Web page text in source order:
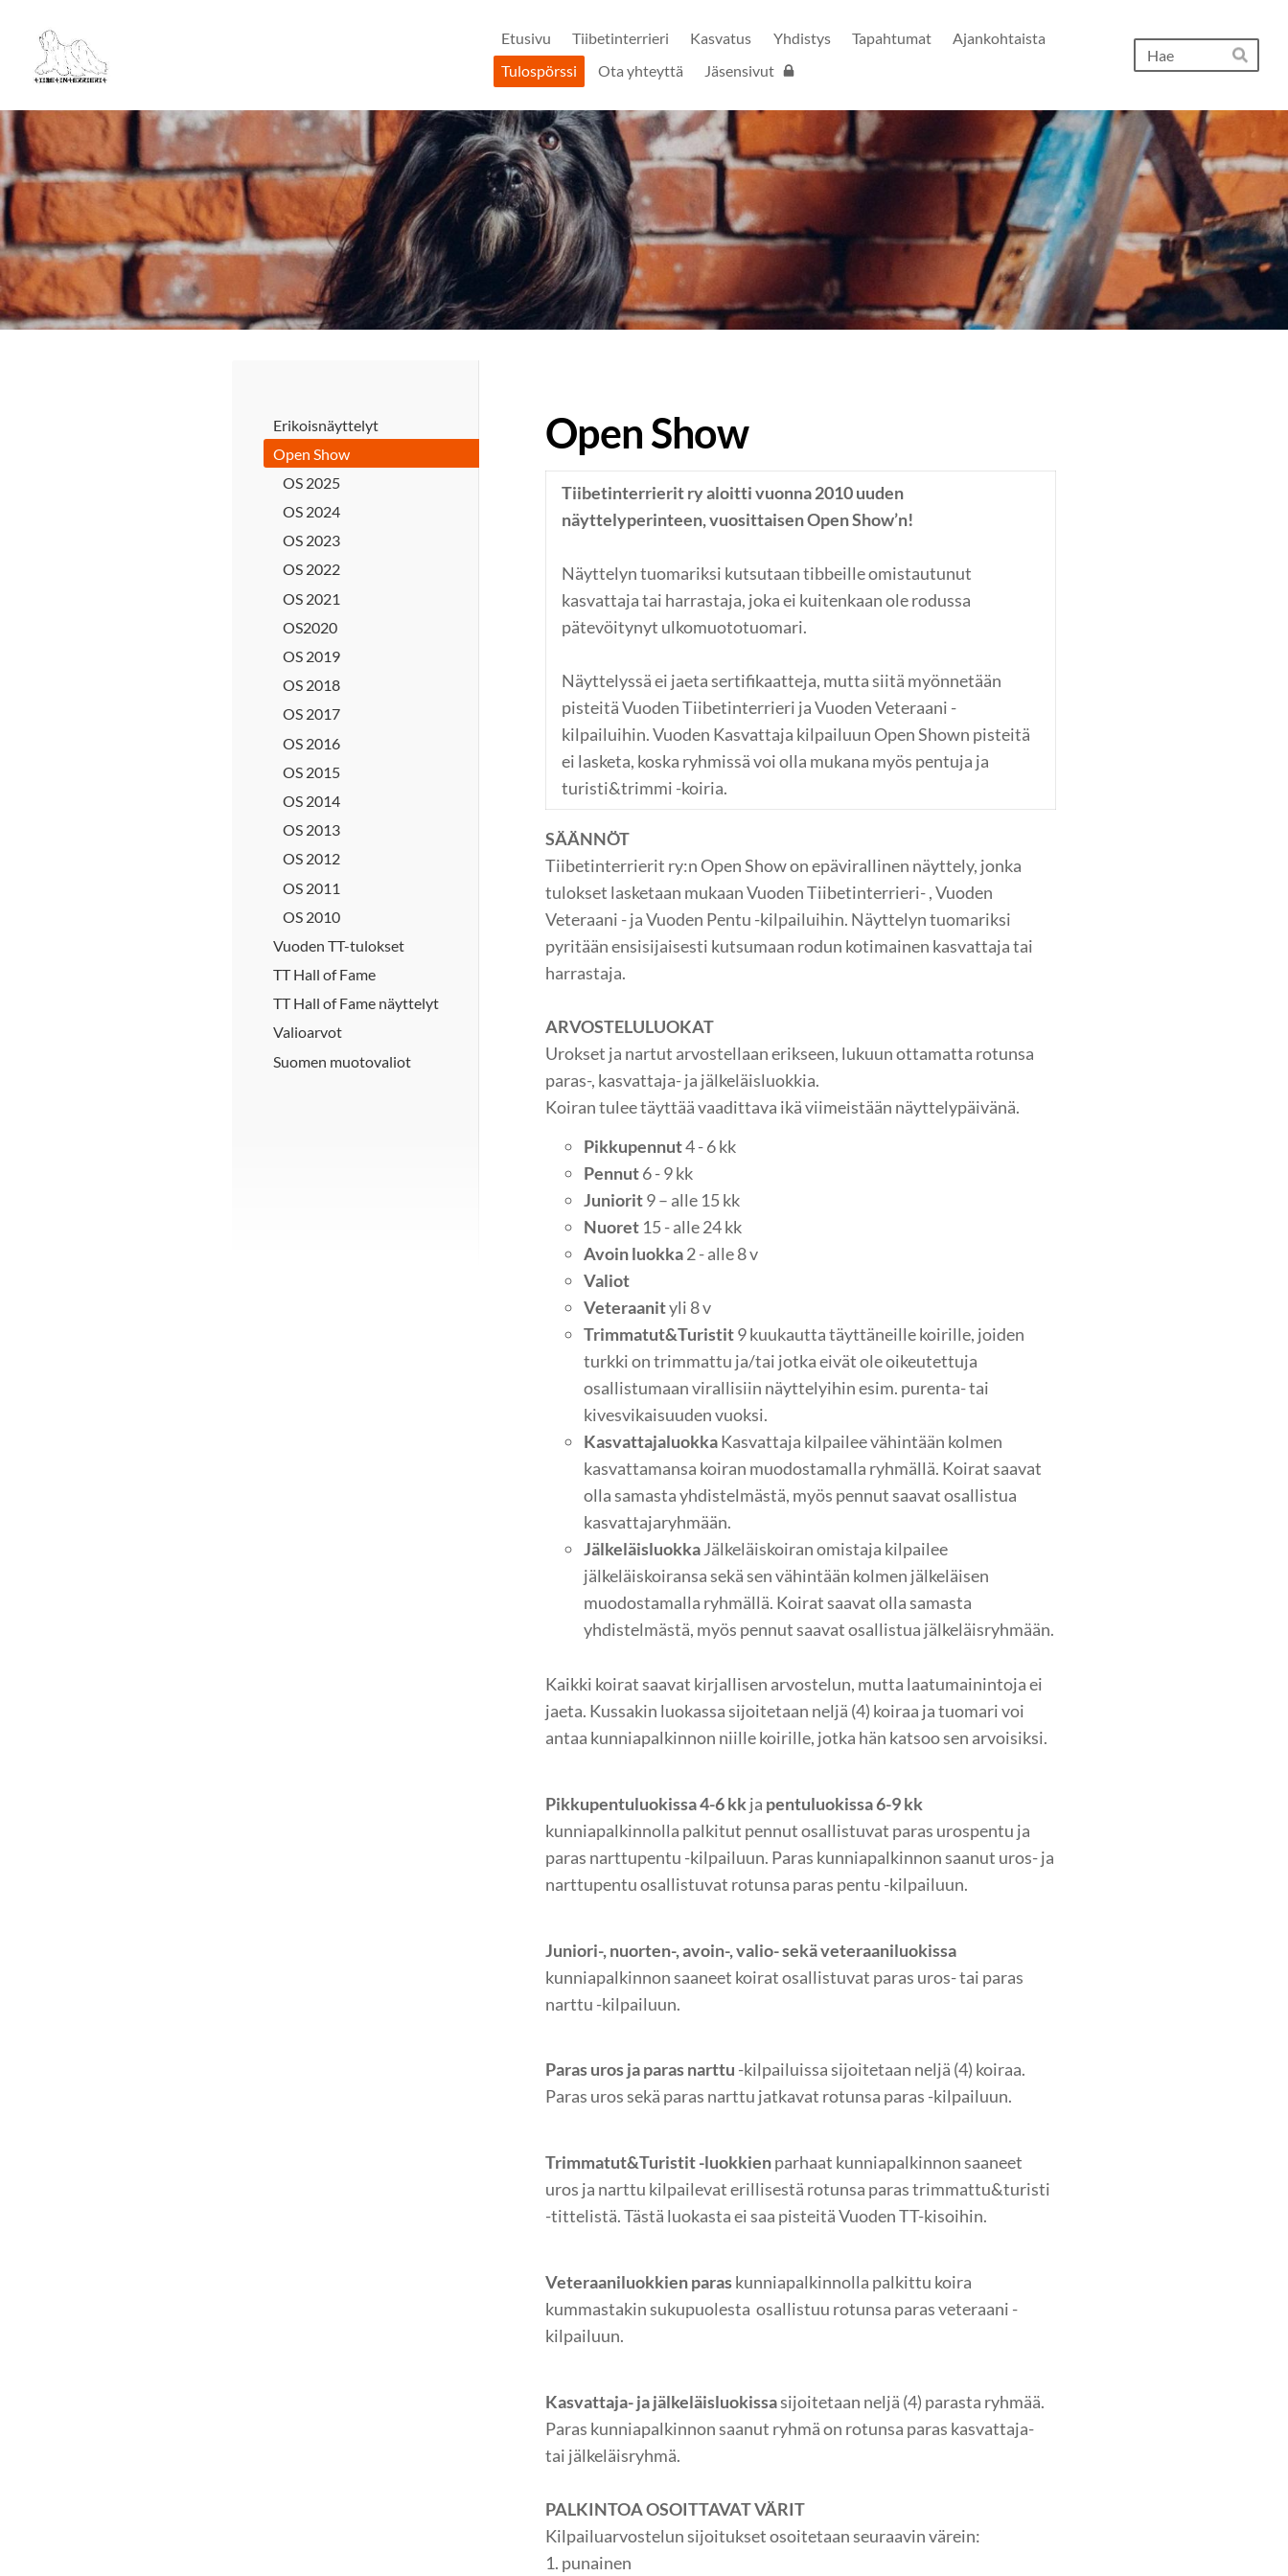
sivun
sisältöön
Tiibetinterrierit ry
Etusivu Tiibetinterrieri Kasvatus Yhdistys Tapahtumat
Ajankohtaista
Tulospörssi
Ota yhteyttä Jäsensivut Hae
Erikoisnäyttelyt
Open Show
OS 2025
OS 2024
OS 2023
OS 2022
OS 2021
OS2020
OS 2019
OS 2018
OS 2017
OS 2016
OS 2015
OS 2014
OS 2013
OS 2012
OS 2011
OS 2010
Vuoden TT-tulokset
TT Hall of Fame
TT Hall of Fame näyttelyt
Valioarvot
Suomen muotovaliot
Open Show
Tiibetinterrierit ry aloitti vuonna 2010 uuden
näyttelyperinteen, vuosittaisen Open Show’n!
Näyttelyn tuomariksi kutsutaan tibbeille omistautunut
kasvattaja tai harrastaja, joka ei kuitenkaan ole rodussa
pätevöitynyt ulkomuototuomari.
Näyttelyssä ei jaeta sertifikaatteja, mutta siitä myönnetään
pisteitä Vuoden Tiibetinterrieri ja Vuoden Veteraani -
kilpailuihin. Vuoden Kasvattaja kilpailuun Open Shown pisteitä
ei lasketa, koska ryhmissä voi olla mukana myös pentuja ja
turisti&trimmi -koiria.
SÄÄNNÖT
Tiibetinterrierit ry:n Open Show on epävirallinen näyttely, jonka
tulokset lasketaan mukaan Vuoden Tiibetinterrieri- , Vuoden
Veteraani - ja Vuoden Pentu -kilpailuihin. Näyttelyn tuomariksi
pyritään ensisijaisesti kutsumaan rodun kotimainen kasvattaja tai
harrastaja.
ARVOSTELULUOKAT
Urokset ja nartut arvostellaan erikseen, lukuun ottamatta rotunsa
paras-, kasvattaja- ja jälkeläisluokkia.
Koiran tulee täyttää vaadittava ikä viimeistään näyttelypäivänä.
Pikkupennut4 - 6 kk
Pennut6 - 9 kk
Juniorit9 – alle 15 kk
Nuoret15 - alle 24 kk
Avoin luokka2 - alle 8 v
Valiot
Veteraanityli 8 v
Trimmatut&Turistit9 kuukautta täyttäneille koirille, joiden
turkki on trimmattu ja/tai jotka eivät ole oikeutettuja
osallistumaan virallisiin näyttelyihin esim. purenta- tai
kivesvikaisuuden vuoksi.
KasvattajaluokkaKasvattaja kilpailee vähintään kolmen
kasvattamansa koiran muodostamalla ryhmällä. Koirat saavat
olla samasta yhdistelmästä, myös pennut saavat osallistua
kasvattajaryhmään.
JälkeläisluokkaJälkeläiskoiran omistaja kilpailee
jälkeläiskoiransa sekä sen vähintään kolmen jälkeläisen
muodostamalla ryhmällä. Koirat saavat olla samasta
yhdistelmästä, myös pennut saavat osallistua jälkeläisryhmään.
Kaikki koirat saavat kirjallisen arvostelun, mutta laatumainintoja ei
jaeta. Kussakin luokassa sijoitetaan neljä (4) koiraa ja tuomari voi
antaa kunniapalkinnon niille koirille, jotka hän katsoo sen arvoisiksi.
Pikkupentuluokissa 4-6 kkja pentuluokissa 6-9 kk
kunniapalkinnolla palkitut pennut osallistuvat paras urospentu ja
paras narttupentu -kilpailuun. Paras kunniapalkinnon saanut uros- ja
narttupentu osallistuvat rotunsa paras pentu -kilpailuun.
Juniori-, nuorten-, avoin-, valio- sekä veteraaniluokissa
kunniapalkinnon saaneet koirat osallistuvat paras uros- tai paras
narttu -kilpailuun.
Paras uros ja paras narttu -kilpailuissa sijoitetaan neljä (4) koiraa.
Paras uros sekä paras narttu jatkavat rotunsa paras -kilpailuun.
Trimmatut&Turistit -luokkienparhaat kunniapalkinnon saaneet
uros ja narttu kilpailevat erillisestä rotunsa paras trimmattu&turisti
-tittelistä. Tästä luokasta ei saa pisteitä Vuoden TT-kisoihin.
Veteraaniluokkien paraskunniapalkinnolla palkittu koira
kummastakin sukupuolesta osallistuu rotunsa paras veteraani -
kilpailuun.
Kasvattaja- ja jälkeläisluokissasijoitetaan neljä (4) parasta ryhmää.
Paras kunniapalkinnon saanut ryhmä on rotunsa paras kasvattaja-
tai jälkeläisryhmä.
PALKINTOA OSOITTAVAT VÄRIT
Kilpailuarvostelun sijoitukset osoitetaan seuraavin värein:
​1. punainen